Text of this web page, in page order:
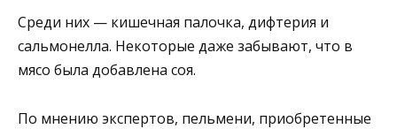
Среди них — кишечная палочка, дифтерия и
сальмонелла. Некоторые даже забывают, что в
мясо была добавлена соя.
По мнению экспертов, пельмени, приобретенные